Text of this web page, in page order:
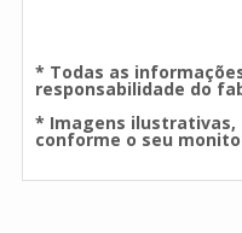
* Todas as
responsabilidade do
* Imagens ilustrativas,
conforme o seu